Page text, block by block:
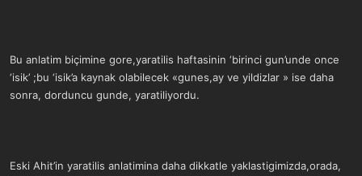
Bu anlatim biçimine gore,yaratilis haftasinin ‘birinci gun’unde once
‘isik’ ;bu ‘isik’a kaynak olabilecek «gunes,ay ve yildizlar » ise daha
sonra, dorduncu gunde, yaratiliyordu.
Eski Ahit’in yaratilis anlatimina daha dikkatle yaklastigimizda,orada,